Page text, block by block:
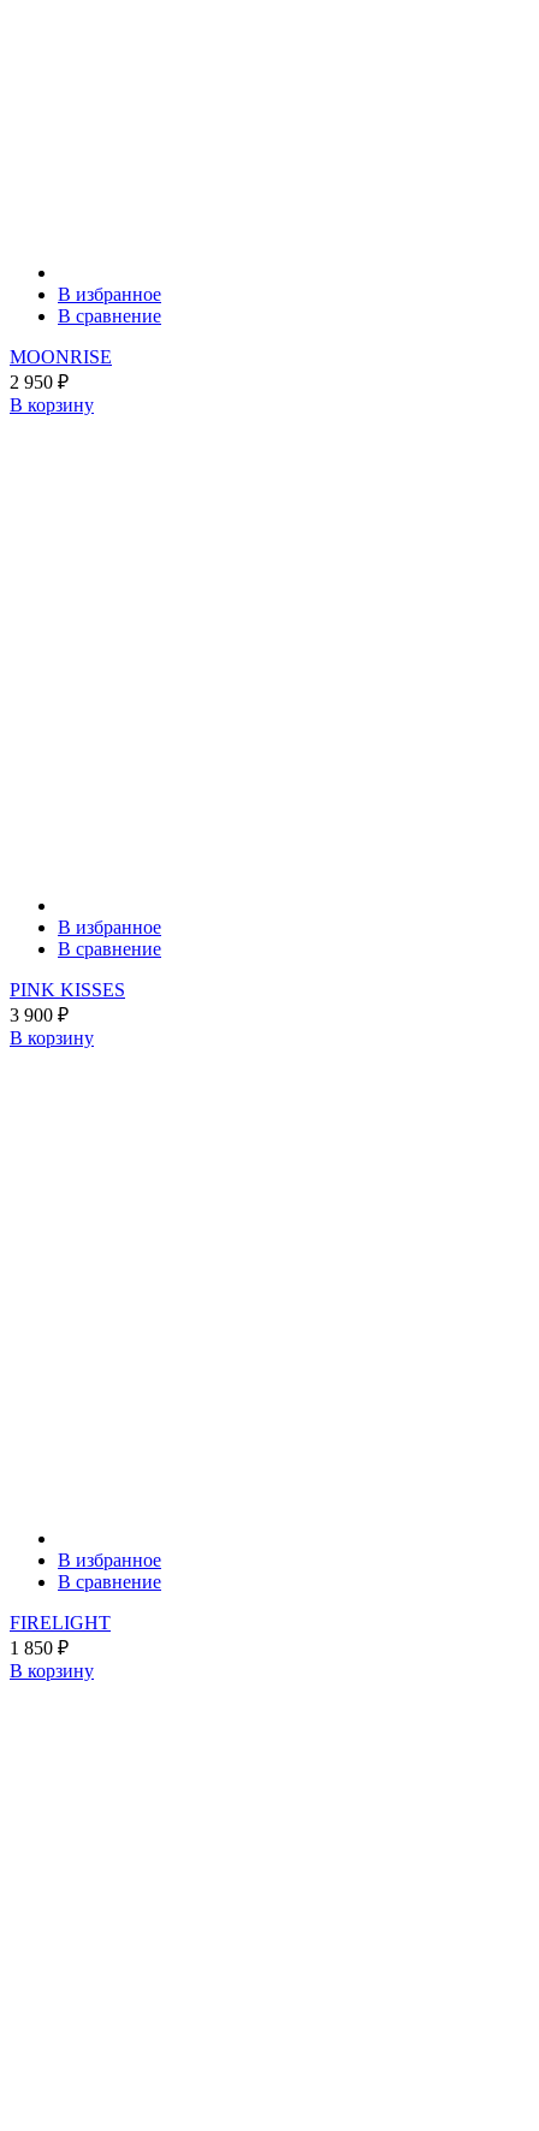
В избранное
В сравнение
MOONRISE
2 950 ₽
В корзину
В избранное
В сравнение
PINK KISSES
3 900 ₽
В корзину
В избранное
В сравнение
FIRELIGHT
1 850 ₽
В корзину